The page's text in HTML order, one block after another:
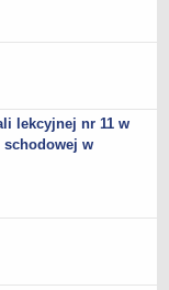
lekcyjnej nr 11 w
schodowej w